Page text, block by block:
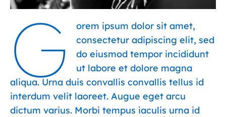
G
orem ipsum dolor sit amet,
consectetur adipiscing elit, sed
do eiusmod tempor incididunt
ut labore et dolore magna
aliqua. Urna duis convallis convallis tellus id
interdum velit laoreet. Augue eget arcu
dictum varius. Morbi tempus iaculis urna id